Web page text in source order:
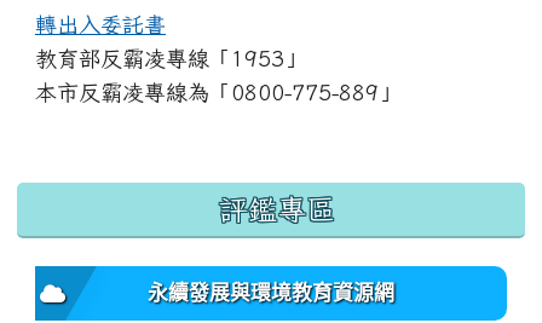
轉出入委託書
教育部反霸凌專線「1953」
本市反霸凌專線為「0800-775-889」
:::
評鑑專區
永續發展與環境教育資源網